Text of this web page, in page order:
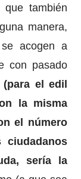
que también
manera,
acogen a
con pasado
el edil
la misma
el número
sería la